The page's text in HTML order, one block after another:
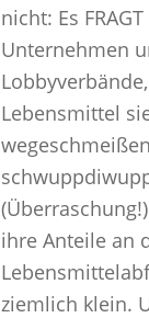
nicht: Es
Unternehmen
Lebensmittel
ihre Anteile an
ziemlich klein.